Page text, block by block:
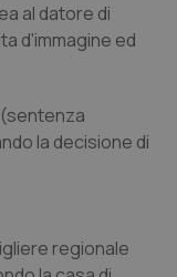
al datore di
d'immagine ed
la decisione di
regionale